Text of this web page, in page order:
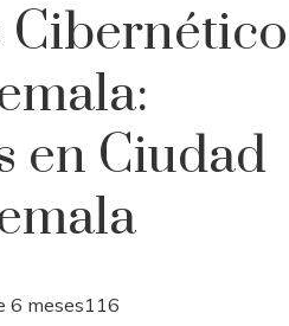
en Ciudad
6 meses116